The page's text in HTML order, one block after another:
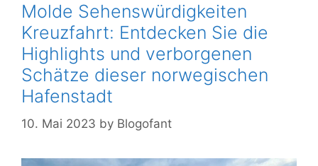
Molde Sehenswürdigkeiten
Kreuzfahrt: Entdecken Sie die
Highlights und verborgenen
Schätze dieser norwegischen
Hafenstadt
10. Mai 2023 by Blogofant